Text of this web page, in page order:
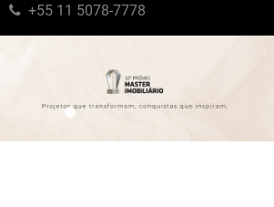
+55 11 5078-7778